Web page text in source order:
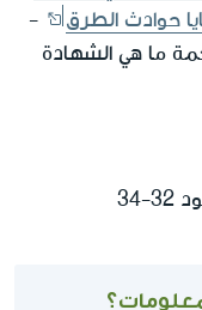
حوادث الطرق
-
ما هي الشهادة